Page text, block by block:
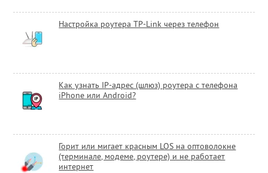
Настройка роутера TP-Link через телефон
Как узнать IP-адрес (шлюз) роутера с телефона
iPhone или Android?
Горит или мигает красным LOS на оптоволокне
(терминале, модеме, роутере) и не работает
интернет